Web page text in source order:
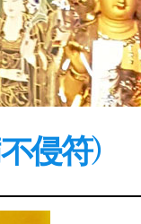
侵符)